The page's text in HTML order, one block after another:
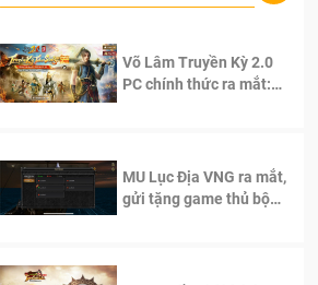
Võ Lâm Truyền Kỳ 2.0
PC chính thức ra mắt:
MU Lục Địa VNG ra mắt,
gửi tặng game thủ bộ